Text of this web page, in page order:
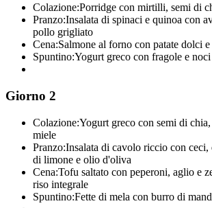
Colazione:Porridge con mirtilli, semi di
Pranzo:Insalata di spinaci e quinoa con
pollo grigliato
Cena:Salmone al forno con patate dolci
Spuntino:Yogurt greco con fragole e noci
Giorno 2
Colazione:Yogurt greco con semi di
miele
Pranzo:Insalata di cavolo riccio con ceci,
di limone e olio d'oliva
Cena:Tofu saltato con peperoni, aglio e
riso integrale
Spuntino:Fette di mela con burro di